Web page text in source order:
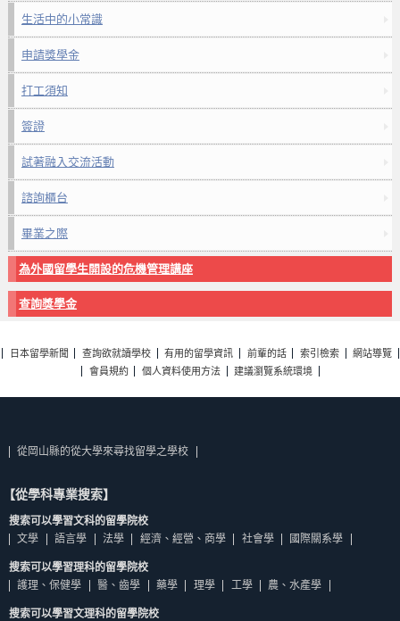
生活中的小常識
申請獎學金
打工須知
簽證
試著融入交流活動
諮詢櫃台
畢業之際
為外國留學生開設的危機管理講座
查詢獎學金
日本留學新聞 查詢欲就讀學校 有用的留學資訊 前輩的話 索引檢索
網站導覽
會員規約
個人資料使用方法 建議瀏覽系統環境
從岡山縣的從大學來尋找留學之學校
【從學科專業搜索】
搜索可以學習文科的留學院校
文學
語言學 法學 經濟、經營、商學 社會學 國際關系學
搜索可以學習理科的留學院校
護理、保健學
醫、齒學 藥學 理學 工學 農、水產學
搜索可以學習文理科的留學院校